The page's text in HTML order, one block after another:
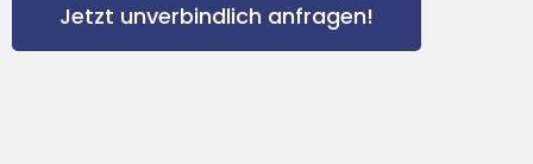
Jetzt unverbindlich anfragen!